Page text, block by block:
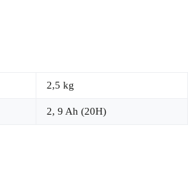
2,5 kg
2, 9 Ah (20H)